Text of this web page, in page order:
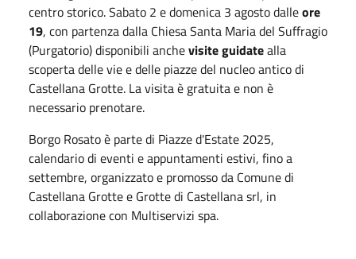
centro storico. Sabato 2 e domenica 3 agosto dalleore
19, con partenza dalla Chiesa Santa Maria del Suffragio
(Purgatorio) disponibili anchevisite guidatealla
scoperta delle vie e delle piazze del nucleo antico di
Castellana Grotte. La visita è gratuita e non è
necessario prenotare.
Borgo Rosato è parte di Piazze d'Estate 2025,
calendario di eventi e appuntamenti estivi, fino a
settembre, organizzato e promosso da Comune di
Castellana Grotte e Grotte di Castellana srl, in
collaborazione con Multiservizi spa.